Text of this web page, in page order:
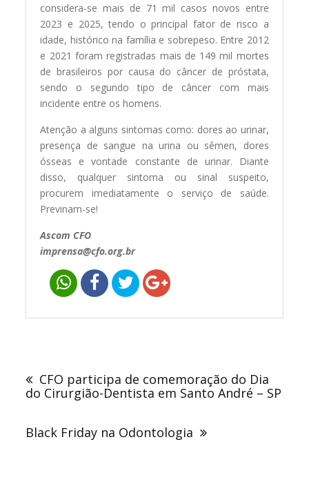
considera-se mais de 71 mil casos novos entre
2023 e 2025, tendo o principal fator de risco a
idade, histórico na família e sobrepeso. Entre 2012
e 2021 foram registradas mais de 149 mil mortes
de brasileiros por causa do câncer de próstata,
sendo o segundo tipo de câncer com mais
incidente entre os homens.
Atenção a alguns sintomas como: dores ao urinar,
presença de sangue na urina ou sêmen, dores
ósseas e vontade constante de urinar. Diante
disso, qualquer sintoma ou sinal suspeito,
procurem imediatamente o serviço de saúde.
Previnam-se!
Ascom CFO
imprensa@cfo.org.br
PostCFO participa de comemoração do Dia
do Cirurgião-Dentista em Santo André – SP
Black Friday na Odontologia